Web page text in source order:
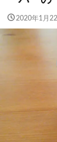
2020年1月